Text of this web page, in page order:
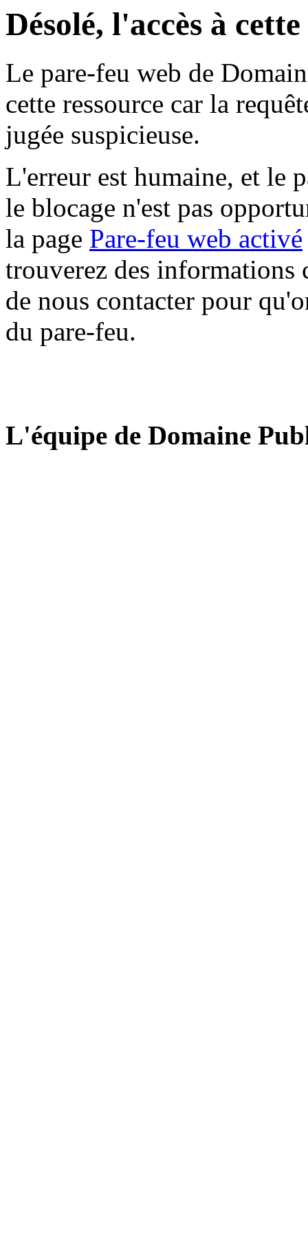
Désolé, l'accès à
Le pare-feu web de
cette ressource car la
jugée suspicieuse.
L'erreur est humaine, et le
le blocage n'est pas
la page Pare-feu web activé
trouverez des informations
de nous contacter pour
du pare-feu.
L'équipe de Domaine